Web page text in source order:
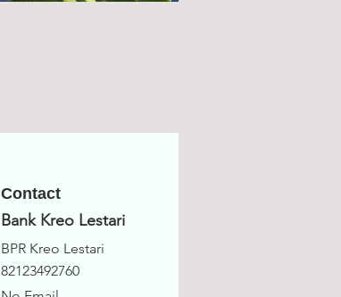
Bank Kreo Lestari
BPR Kreo Lestari
82123492760
Contact